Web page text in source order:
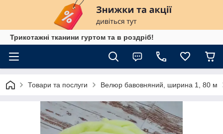
Трикотажні тканини гуртом та в роздріб!
Товари та послуги Велюр бавовняний, ширина 1, 80 м